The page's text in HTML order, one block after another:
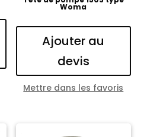
Woma
Ajouter au
devis
Mettre dans les favoris